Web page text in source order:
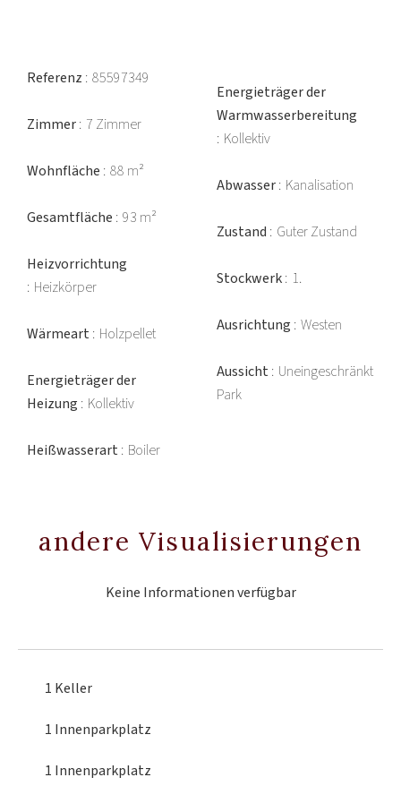
Referenz 85597349
Zimmer 7 Zimmer
Wohnfläche 88 m²
Gesamtfläche 93 m²
Heizvorrichtung
Heizkörper
Wärmeart Holzpellet
Energieträger der
Heizung Kollektiv
Heißwasserart Boiler
Energieträger der
Warmwasserbereitung
Kollektiv
Abwasser Kanalisation
Zustand Guter Zustand
Stockwerk 1.
Ausrichtung Westen
Aussicht Uneingeschränkt
Park
andere Visualisierungen
Keine Informationen verfügbar
1 Keller
1 Innenparkplatz
1 Innenparkplatz